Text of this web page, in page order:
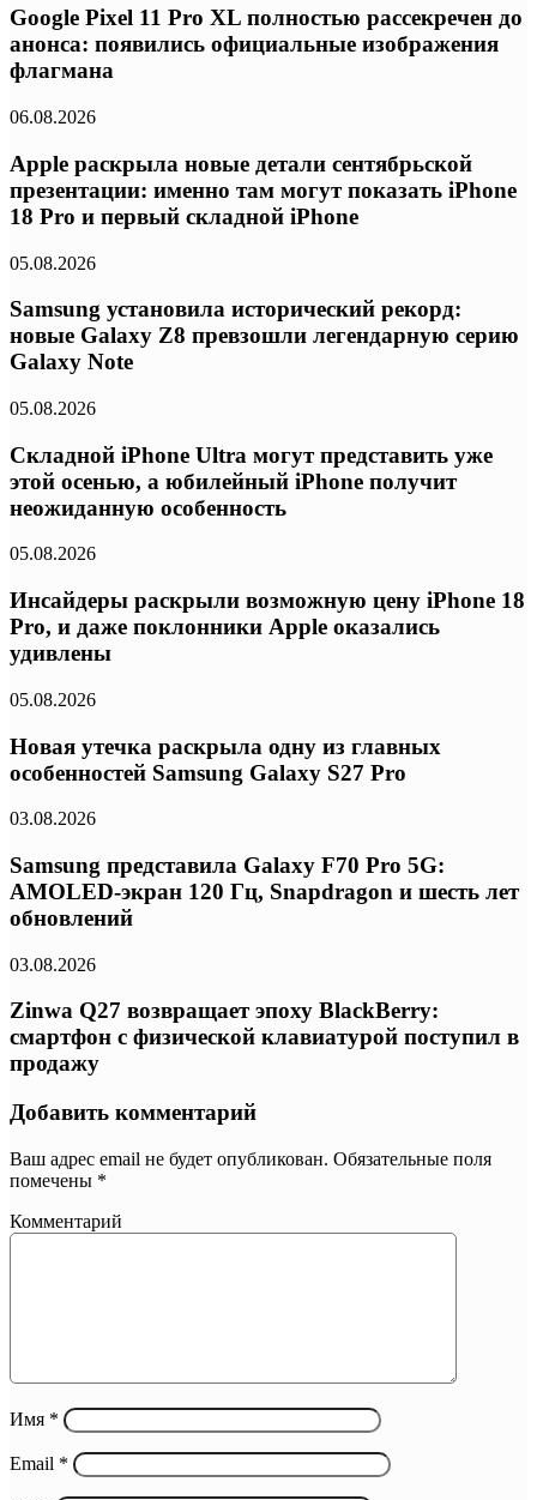
Google Pixel 11 Pro XL полностью рассекречен до
анонса: появились официальные изображения
флагмана
06.08.2026
Apple раскрыла новые детали сентябрьской
презентации: именно там могут показать iPhone
18 Pro и первый складной iPhone
05.08.2026
Samsung установила исторический рекорд:
новые Galaxy Z8 превзошли легендарную серию
Galaxy Note
05.08.2026
Складной iPhone Ultra могут представить уже
этой осенью, а юбилейный iPhone получит
неожиданную особенность
05.08.2026
Инсайдеры раскрыли возможную цену iPhone 18
Pro, и даже поклонники Apple оказались
удивлены
05.08.2026
Новая утечка раскрыла одну из главных
особенностей Samsung Galaxy S27 Pro
03.08.2026
Samsung представила Galaxy F70 Pro 5G:
AMOLED-экран 120 Гц, Snapdragon и шесть лет
обновлений
03.08.2026
Zinwa Q27 возвращает эпоху BlackBerry:
смартфон с физической клавиатурой поступил в
продажу
Добавить комментарий
Ваш адрес email не будет опубликован. Обязательные поля
помечены *
Комментарий
Имя *
Email *